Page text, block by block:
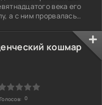
века его
а с ним прорвалась
ткань реальности.
распоряжение
не станет. Викрам
всю магию с собой.
кошмар
Голосов: 0